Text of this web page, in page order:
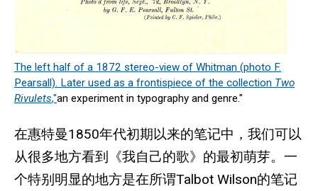
The left half of a 1872 stereo-view of Whitman (photo F.
Pearsall). Later used as a frontispiece of the collection Two
Rivulets,"an experiment in typography and genre."
在惠特曼1850年代初期以来的笔记中，我们可以
从很多地方看到《我自己的歌》的最初萌芽。一
个特别明显的地方是在所谓Talbot Wilson的笔记